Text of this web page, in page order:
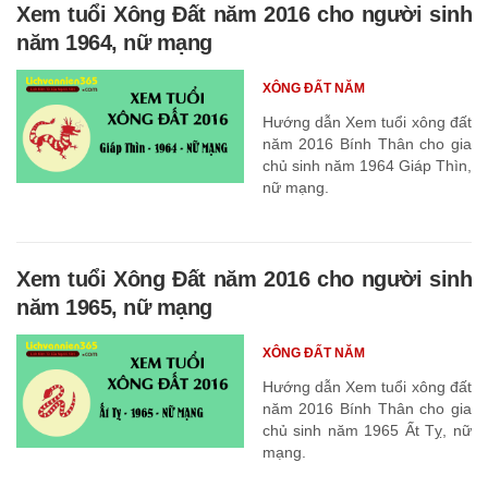
Xem tuổi Xông Đất năm 2016 cho người sinh
năm 1964, nữ mạng
Hướng dẫn Xem tuổi xông đất
năm 2016 Bính Thân cho gia
chủ sinh năm 1964 Giáp Thìn,
nữ mạng.
XÔNG ĐẤT NĂM
Xem tuổi Xông Đất năm 2016 cho người sinh
năm 1965, nữ mạng
Hướng dẫn Xem tuổi xông đất
năm 2016 Bính Thân cho gia
chủ sinh năm 1965 Ất Tỵ, nữ
mạng.
XÔNG ĐẤT NĂM